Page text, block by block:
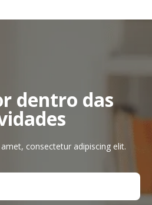
dentro das
consectetur adipiscing elit.